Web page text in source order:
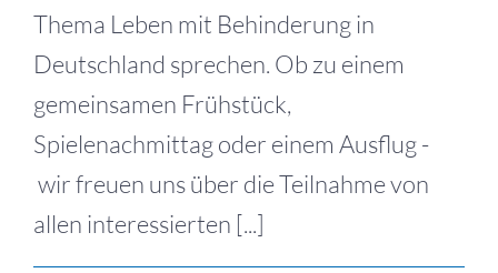
Thema Leben mit Behinderung in
Deutschland sprechen. Ob zu einem
gemeinsamen Frühstück,
Spielenachmittag oder einem Ausflug -
wir freuen uns über die Teilnahme von
allen interessierten [...]